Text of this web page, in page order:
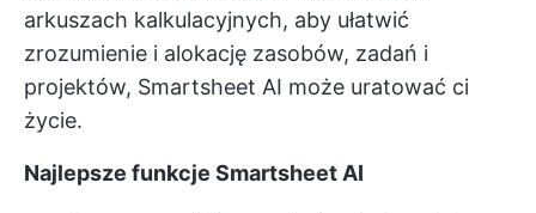
arkuszach kalkulacyjnych, aby ułatwić
zrozumienie i alokację zasobów, zadań i
projektów, Smartsheet AI może uratować ci
życie.
Najlepsze funkcje Smartsheet AI